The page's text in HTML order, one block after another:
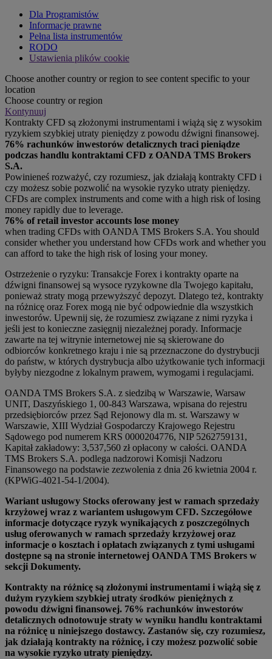
Dla Programistów
Informacje prawne
Pełna lista instrumentów
RODO
Ustawienia plików cookie
Choose another country or region to see content specific to your
location
Choose country or region
Kontynuuj
Kontrakty CFD są złożonymi instrumentami i wiążą się z wysokim
ryzykiem szybkiej utraty pieniędzy z powodu dźwigni finansowej.
76% rachunków inwestorów detalicznych traci pieniądze
podczas handlu kontraktami CFD z OANDA TMS Brokers
S.A.
Powinieneś rozważyć, czy rozumiesz, jak działają kontrakty CFD i
czy możesz sobie pozwolić na wysokie ryzyko utraty pieniędzy.
CFDs are complex instruments and come with a high risk of losing
money rapidly due to leverage.
76% of retail investor accounts lose money
when trading CFDs with OANDA TMS Brokers S.A. You should
consider whether you understand how CFDs work and whether you
can afford to take the high risk of losing your money.
Ostrzeżenie o ryzyku: Transakcje Forex i kontrakty oparte na
dźwigni finansowej są wysoce ryzykowne dla Twojego kapitału,
ponieważ straty mogą przewyższyć depozyt. Dlatego też, kontrakty
na różnicę oraz Forex mogą nie być odpowiednie dla wszystkich
inwestorów. Upewnij się, że rozumiesz związane z nimi ryzyka i
jeśli jest to konieczne zasięgnij niezależnej porady. Informacje
zawarte na tej witrynie internetowej nie są skierowane do
odbiorców konkretnego kraju i nie są przeznaczone do dystrybucji
do państw, w których dystrybucja albo użytkowanie tych informacji
byłyby niezgodne z lokalnym prawem, wymogami i regulacjami.
OANDA TMS Brokers S.A. z siedzibą w Warszawie, Warsaw
UNIT, Daszyńskiego 1, 00-843 Warszawa, wpisana do rejestru
przedsiębiorców przez Sąd Rejonowy dla m. st. Warszawy w
Warszawie, XIII Wydział Gospodarczy Krajowego Rejestru
Sądowego pod numerem KRS 0000204776, NIP 5262759131,
Kapitał zakładowy: 3,537,560 zł opłacony w całości. OANDA
TMS Brokers S.A. podlega nadzorowi Komisji Nadzoru
Finansowego na podstawie zezwolenia z dnia 26 kwietnia 2004 r.
(KPWiG-4021-54-1/2004).
Wariant usługowy Stocks oferowany jest w ramach sprzedaży
krzyżowej wraz z wariantem usługowym CFD. Szczegółowe
informacje dotyczące ryzyk wynikających z poszczególnych
usług oferowanych w ramach sprzedaży krzyżowej oraz
informacje o kosztach i opłatach związanych z tymi usługami
dostępne są na stronie internetowej OANDA TMS Brokers w
sekcji Dokumenty.
Kontrakty na różnicę są złożonymi instrumentami i wiążą się z
dużym ryzykiem szybkiej utraty środków pieniężnych z
powodu dźwigni finansowej. 76% rachunków inwestorów
detalicznych odnotowuje straty w wyniku handlu kontraktami
na różnicę u niniejszego dostawcy. Zastanów się, czy rozumiesz,
jak działają kontrakty na różnicę, i czy możesz pozwolić sobie
na wysokie ryzyko utraty pieniędzy.